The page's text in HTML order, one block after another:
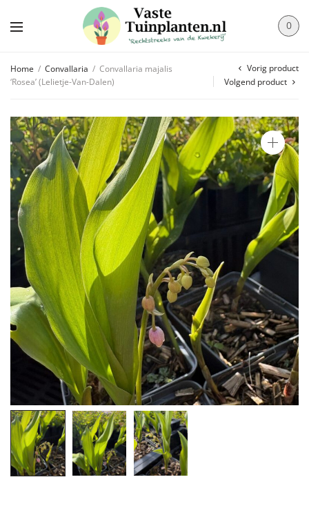
0
Home / Convallaria / Convallaria majalis
‘Rosea’ (Lelietje-Van-Dalen)
Vorig product
Volgend product